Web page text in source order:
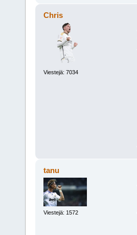
Chris
Viestejä: 7034
tanu
Viestejä: 1572